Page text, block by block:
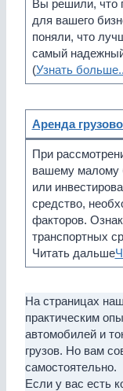
Вы решили, что
для вашего
поняли, что
самый
(Узнать больше..
Аренда
При
вашему малому
или
средство,
факторов.
транспортных
Читать дальше
На страницах
практическим
автомобилей и
грузов. Но вам
самостоятельно.
Если у вас есть